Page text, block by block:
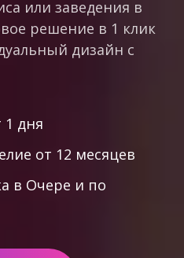
или заведения в
решение в 1 клик
дизайн с
1 дня
от 12 месяцев
в Очере и по